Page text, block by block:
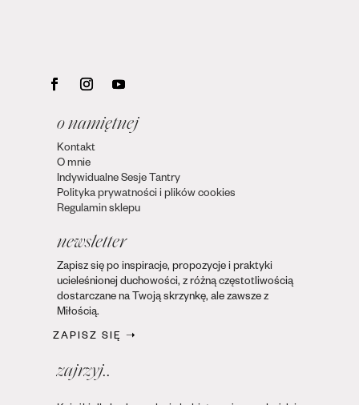
o namiętnej
Kontakt
O mnie
Indywidualne Sesje Tantry
Polityka prywatności i plików cookies
Regulamin sklepu
newsletter
Zapisz się po inspiracje, propozycje i praktyki
ucieleśnionej duchowości, z różną częstotliwością
dostarczane na Twoją skrzynkę, ale zawsze z
Miłością.
ZAPISZ SIĘ ➝
zajrzyj..